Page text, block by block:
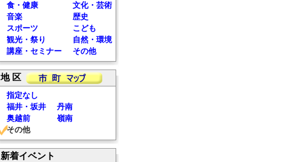
食・健康
文化・芸術
音楽
歴史
スポーツ
こども
観光・祭り
自然・環境
講座・セミナー
その他
地 区
指定なし
福井・坂井
丹南
奥越前
嶺南
その他
新着イベント